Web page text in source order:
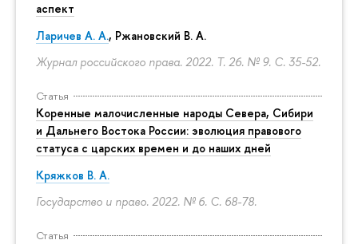
аспект
Ларичев А. А., Ржановский В. А.
Журнал российского права. 2022. Т. 26. № 9. С. 35-52.
Статья
Коренные малочисленные народы Севера, Сибири
и Дальнего Востока России: эволюция правового
статуса с царских времен и до наших дней
Кряжков В. А.
Государство и право. 2022. № 6. С. 68-78.
Статья